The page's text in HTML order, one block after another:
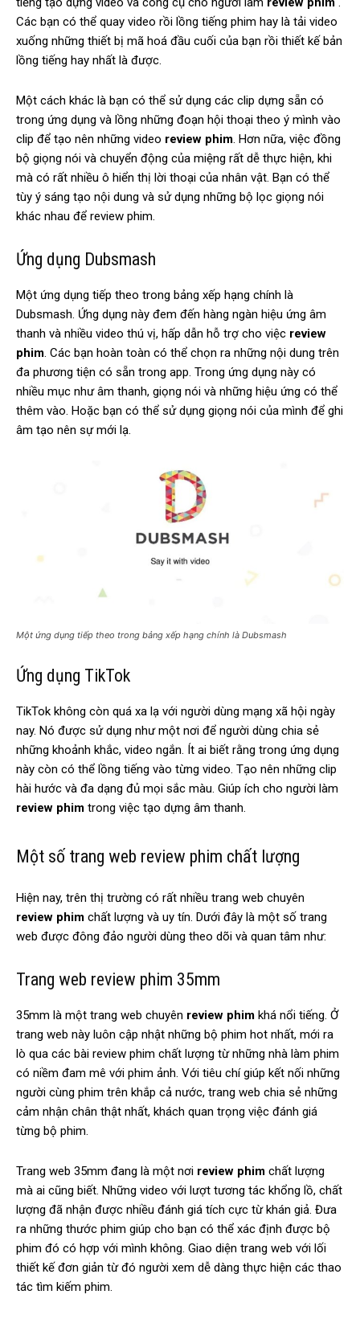
Các bạn có thể quay video rồi lồng tiếng phim hay là tải video
xuống những thiết bị mã hoá đầu cuối của bạn rồi thiết kế bản
lồng tiếng hay nhất là được.
Một cách khác là bạn có thể sử dụng các clip dựng sẵn có
trong ứng dụng và lồng những đoạn hội thoại theo ý mình vào
clip để tạo nên những video review phim . Hơn nữa, việc đồng
bộ giọng nói và chuyển động của miệng rất dễ thực hiện, khi
mà có rất nhiều ô hiển thị lời thoại của nhân vật. Bạn có thể
tùy ý sáng tạo nội dung và sử dụng những bộ lọc giọng nói
khác nhau để review phim.
Ứng dụng Dubsmash
Một ứng dụng tiếp theo trong bảng xếp hạng chính là
Dubsmash. Ứng dụng này đem đến hàng ngàn hiệu ứng âm
thanh và nhiều video thú vị, hấp dẫn hỗ trợ cho việc review
phim . Các bạn hoàn toàn có thể chọn ra những nội dung trên
đa phương tiện có sẵn trong app. Trong ứng dụng này có
nhiều mục như âm thanh, giọng nói và những hiệu ứng có thể
thêm vào. Hoặc bạn có thể sử dụng giọng nói của mình để ghi
âm tạo nên sự mới lạ.
Một ứng dụng tiếp theo trong bảng xếp hạng chính là Dubsmash
Ứng dụng TikTok
TikTok không còn quá xa lạ với người dùng mạng xã hội ngày
nay. Nó được sử dụng như một nơi để người dùng chia sẻ
những khoảnh khắc, video ngắn. Ít ai biết rằng trong ứng dụng
này còn có thể lồng tiếng vào từng video. Tạo nên những clip
hài hước và đa dạng đủ mọi sắc màu. Giúp ích cho người làm
review phim trong việc tạo dựng âm thanh.
Một số trang web review phim chất lượng
Hiện nay, trên thị trường có rất nhiều trang web chuyên
review phim chất lượng và uy tín. Dưới đây là một số trang
web được đông đảo người dùng theo dõi và quan tâm như:
Trang web review phim 35mm
35mm là một trang web chuyên review phim khá nổi tiếng. Ở
trang web này luôn cập nhật những bộ phim hot nhất, mới ra
lò qua các bài review phim chất lượng từ những nhà làm phim
có niềm đam mê với phim ảnh. Với tiêu chí giúp kết nối những
người cùng phim trên khắp cả nước, trang web chia sẻ những
cảm nhận chân thật nhất, khách quan trọng việc đánh giá
từng bộ phim.
Trang web 35mm đang là một nơi review phim chất lượng
mà ai cũng biết. Những video với lượt tương tác khổng lồ, chất
lượng đã nhận được nhiều đánh giá tích cực từ khán giả. Đưa
ra những thước phim giúp cho bạn có thể xác định được bộ
phim đó có hợp với mình không. Giao diện trang web với lối
thiết kế đơn giản từ đó người xem dễ dàng thực hiện các thao
tác tìm kiếm phim.